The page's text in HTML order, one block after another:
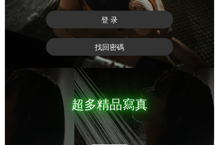
登 录
找回密碼
超多精品寫真
登 录